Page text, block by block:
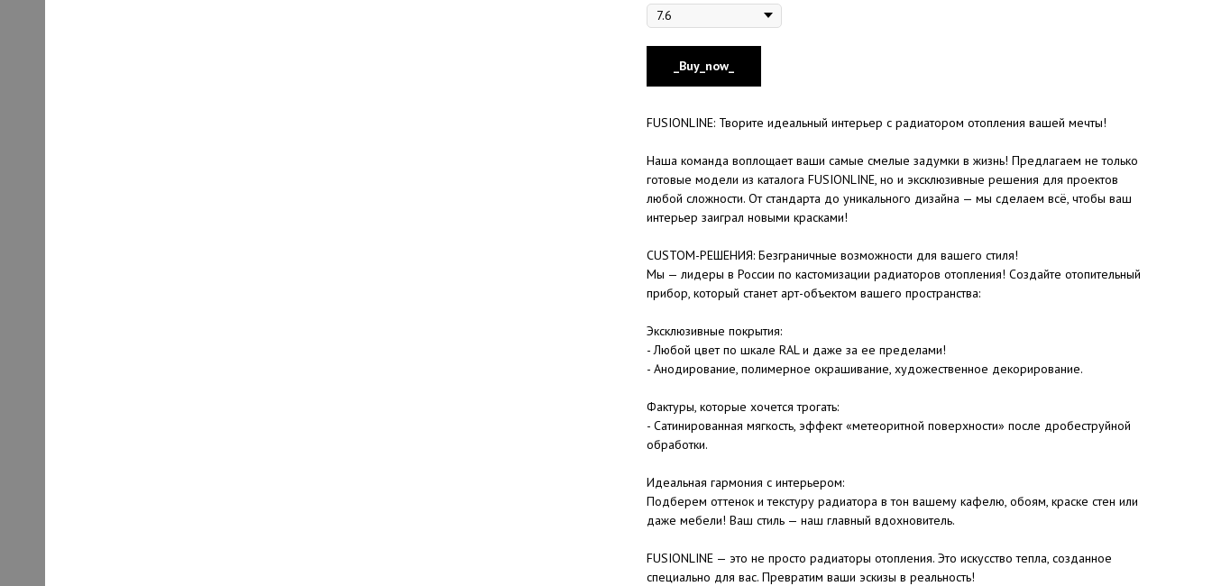
_Buy_now_
FUSIONLINE: Творите идеальный интерьер с радиатором отопления вашей мечты!
Наша команда воплощает ваши самые смелые задумки в жизнь! Предлагаем не только
готовые модели из каталога FUSIONLINE, но и эксклюзивные решения для проектов
любой сложности. От стандарта до уникального дизайна — мы сделаем всё, чтобы ваш
интерьер заиграл новыми красками!
CUSTOM-РЕШЕНИЯ: Безграничные возможности для вашего стиля!
Мы — лидеры в России по кастомизации радиаторов отопления! Создайте отопительный
прибор, который станет арт-объектом вашего пространства:
Эксклюзивные покрытия:
- Любой цвет по шкале RAL и даже за ее пределами!
- Анодирование, полимерное окрашивание, художественное декорирование.
Фактуры, которые хочется трогать:
- Сатинированная мягкость, эффект «метеоритной поверхности» после дробеструйной
обработки.
Идеальная гармония с интерьером:
Подберем оттенок и текстуру радиатора в тон вашему кафелю, обоям, краске стен или
даже мебели! Ваш стиль — наш главный вдохновитель.
FUSIONLINE — это не просто радиаторы отопления. Это искусство тепла, созданное
специально для вас. Превратим ваши эскизы в реальность!